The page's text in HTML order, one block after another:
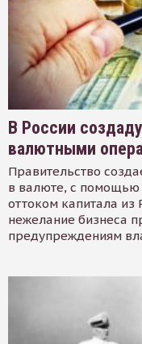
В России
валютными
Правительство
в валюте, с помощью
оттоком капитала из
нежелание бизнеса
предупреждениям